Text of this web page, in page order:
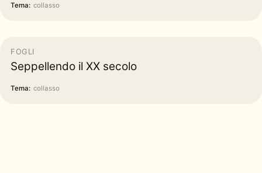
Tema: collasso
FOGLI
Seppellendo il XX secolo
Tema: collasso